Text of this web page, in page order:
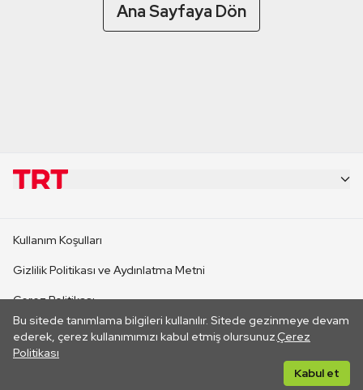
Ana Sayfaya Dön
Bu sitede tanımlama bilgileri kullanılır. Sitede gezinmeye devam
ederek, çerez kullanımımızı kabul etmiş olursunuz.Çerez
Politikası
Kabul et
CANLI YAYINLAR
Kullanım Koşulları
Gizlilik Politikası ve Aydınlatma Metni
Çerez Politikası
İletişim
Her hakkı saklıdır. ©2026 TRT. Bağlantı yoluyla gidilen dış